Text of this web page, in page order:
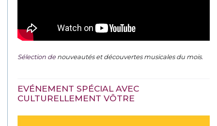
Sélection denouveautés et découvertes musicales du mois.
EVÉNEMENT SPÉCIAL AVEC
CULTURELLEMENT VÔTRE